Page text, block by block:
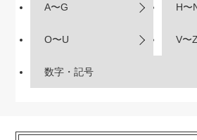
A〜G H〜
O〜U V〜Z
数字・記号